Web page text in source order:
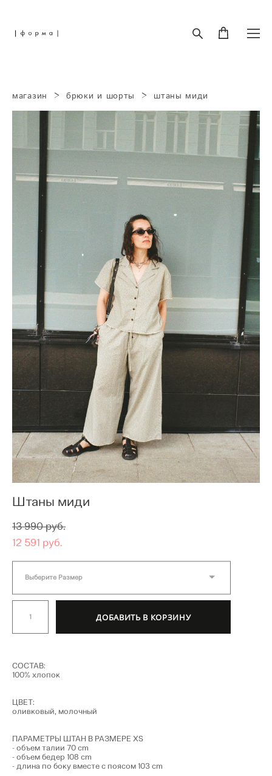
магазин > брюки и шорты > штаны миди
Штаны миди
13 990 pуб.
12 591 pуб.
Выберите Размер
ДОБАВИТЬ В КОРЗИНУ
СОСТАВ:
100% хлопок
ЦВЕТ:
оливковый, молочный
ПАРАМЕТРЫ ШТАН В РАЗМЕРЕ XS
- объем талии 70 cm
- объем бедер 108 cm
- длина по боку вместе с поясом 103 cm